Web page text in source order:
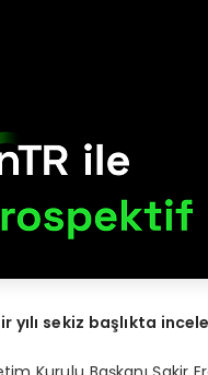
yılı sekiz başlıkta